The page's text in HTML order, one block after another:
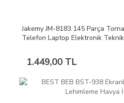
Jakemy JM-8183 145 Parça
Telefon Laptop Elektronik
1.449,00 TL